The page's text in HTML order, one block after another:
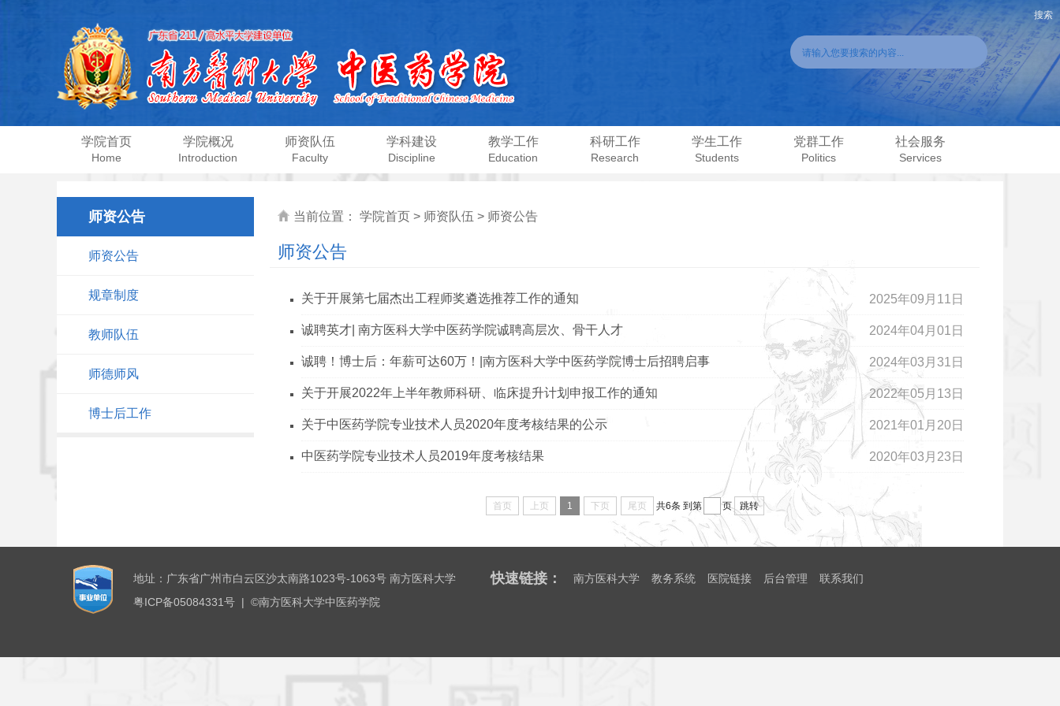
学院首页
Home
学院概况
Introduction
师资队伍
Faculty
学科建设
Discipline
教学工作
Education
科研工作
Research
学生工作
Students
党群工作
Politics
社会服务
Services
师资公告
师资公告
规章制度
教师队伍
师德师风
博士后工作
当前位置： 学院首页 > 师资队伍 > 师资公告
师资公告
关于开展第七届杰出工程师奖遴选推荐工作的通知 2025年09月11日
诚聘英才| 南方医科大学中医药学院诚聘高层次、骨干人才 2024年04月01日
诚聘！博士后：年薪可达60万！|南方医科大学中医药学院博士后招聘启事 2024年03月31日
关于开展2022年上半年教师科研、临床提升计划申报工作的通知 2022年05月13日
关于中医药学院专业技术人员2020年度考核结果的公示 2021年01月20日
中医药学院专业技术人员2019年度考核结果 2020年03月23日
首页 上页 1 下页 尾页 共6条 到第 页 跳转
地址：广东省广州市白云区沙太南路1023号-1063号 南方医科大学
粤ICP备05084331号 | ©南方医科大学中医药学院
快速链接： 南方医科大学 教务系统 医院链接 后台管理 联系我们